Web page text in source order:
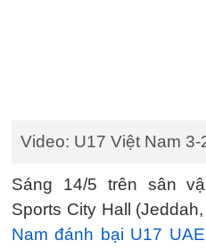
Video: U17 Việt Nam 3-
Sáng 14/5 trên sân
Sports City Hall
Nam đánh bại U17